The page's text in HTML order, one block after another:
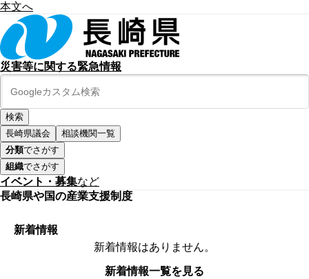
本文へ
災害等に関する緊急情報
長崎県議会
相談機関一覧
分類でさがす
組織でさがす
イベント・募集など
長崎県や国の産業支援制度
新着情報
新着情報はありません。
新着情報一覧を見る